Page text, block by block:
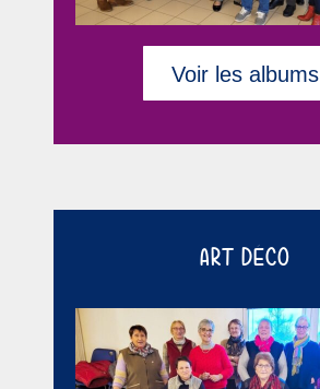
Voir les albums
ART DÉCO